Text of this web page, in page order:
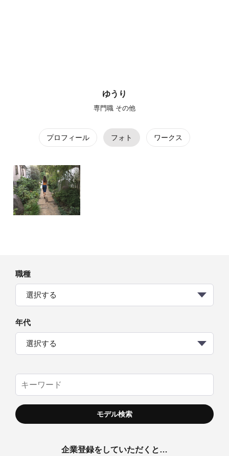
ゆうり
専門職 その他
プロフィール フォト ワークス
職種
選択する
年代
選択する
企業登録をしていただくと…